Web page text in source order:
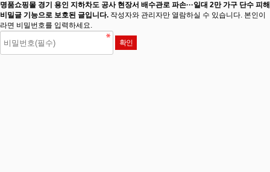
명품쇼핑몰 경기 용인 지하차도 공사 현장서 배수관로 파손···일대 2만 가구 단수 피해
비밀글 기능으로 보호된 글입니다. 작성자와 관리자만 열람하실 수 있습니다. 본인이
라면 비밀번호를 입력하세요.